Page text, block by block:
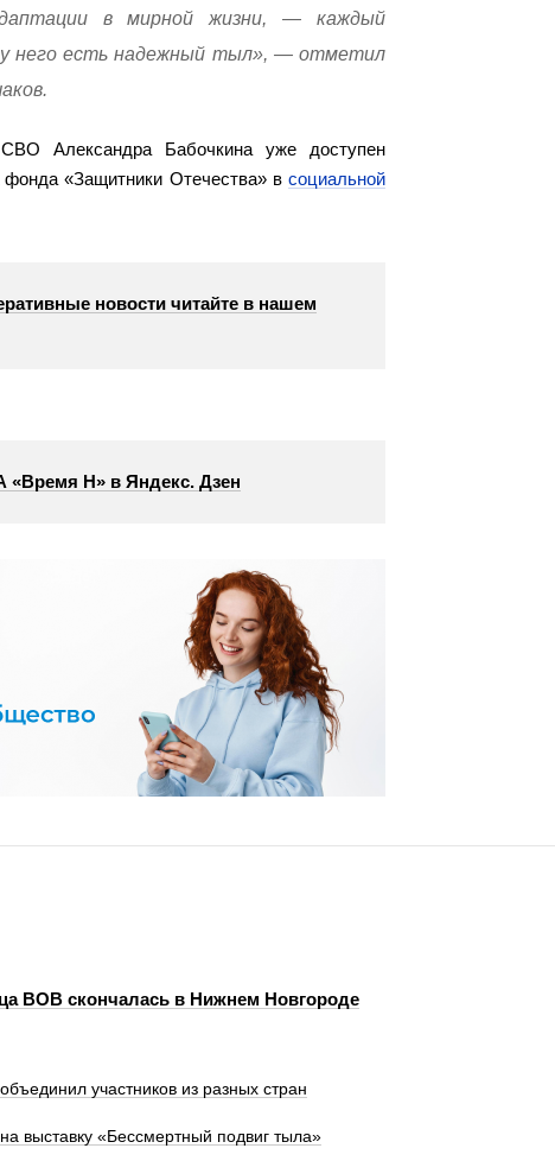
в мирной жизни, — каждый
него есть надежный тыл», — отметил
Александра Бабочкина уже доступен
фонда «Защитники Отечества» в социальной
новости читайте в нашем
«Время Н» в Яндекс. Дзен
ВОВ скончалась в Нижнем Новгороде
участников из разных стран
выставку «Бессмертный подвиг тыла»